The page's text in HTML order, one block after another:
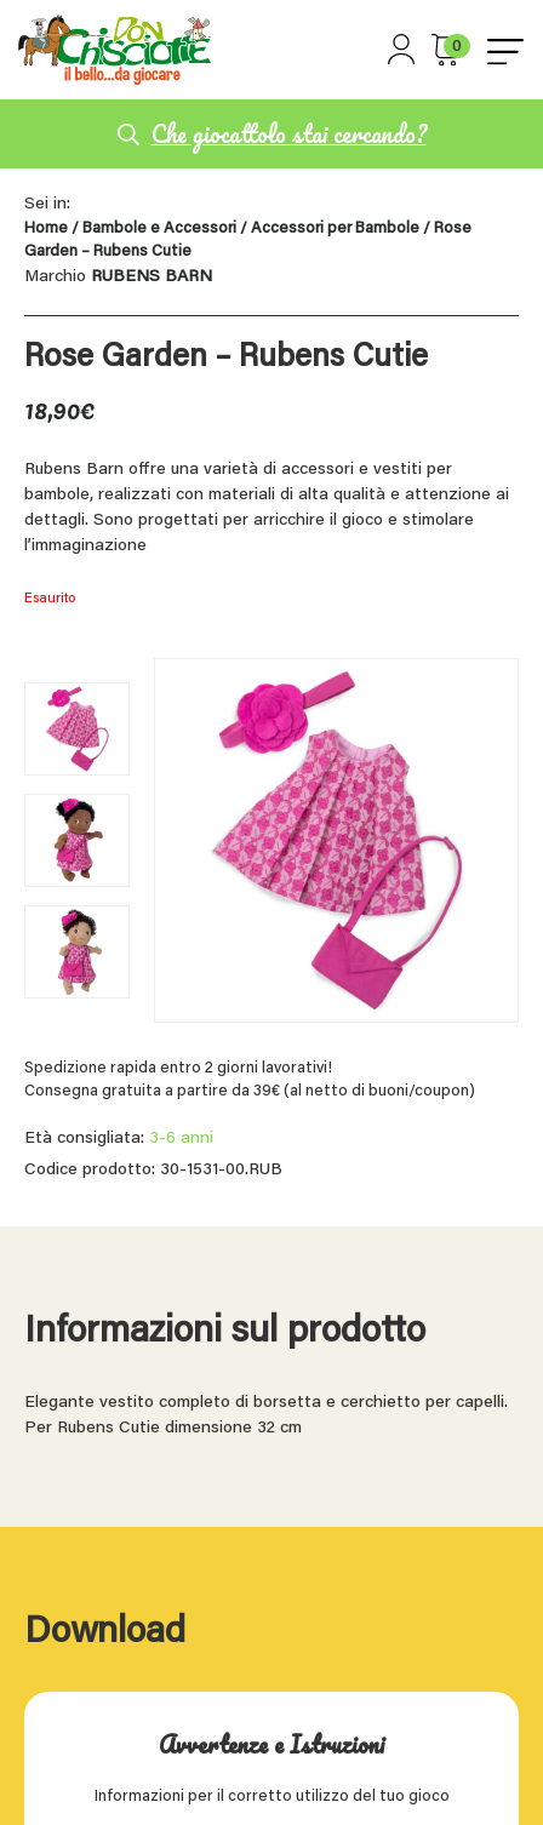
0
Che giocattolo stai cercando?
Sei in:
Home / Bambole e Accessori / Accessori per Bambole / Rose
Garden – Rubens Cutie
Marchio RUBENS BARN
Rose Garden – Rubens Cutie
18,90€
Rubens Barn offre una varietà di accessori e vestiti per
bambole, realizzati con materiali di alta qualità e attenzione ai
dettagli. Sono progettati per arricchire il gioco e stimolare
l’immaginazione
Esaurito
Spedizione rapida entro 2 giorni lavorativi!
Consegna gratuita a partire da 39€ (al netto di buoni/coupon)
Età consigliata: 3-6 anni
Codice prodotto: 30-1531-00.RUB
Informazioni sul prodotto
Elegante vestito completo di borsetta e cerchietto per capelli.
Per Rubens Cutie dimensione 32 cm
Download
Avvertenze e Istruzioni
Informazioni per il corretto utilizzo del tuo gioco